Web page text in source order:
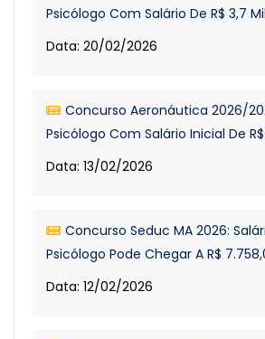
Psicólogo Com Salário De R$ 3,7 Mil
Data: 20/02/2026
Concurso Aeronáutica 2026/
Psicólogo Com Salário Inicial De
Data: 13/02/2026
Concurso Seduc MA 2026:
Psicólogo Pode Chegar A R$
Data: 12/02/2026